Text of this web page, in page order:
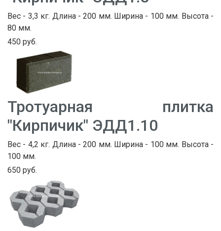
Вес - 3,3 кг. Длина - 200 мм. Ширина - 100 мм. Высота -
80 мм.
450 руб.
Тротуарная плитка
"Кирпичик" ЭДД1.10
Вес - 4,2 кг. Длина - 200 мм. Ширина - 100 мм. Высота -
100 мм.
650 руб.